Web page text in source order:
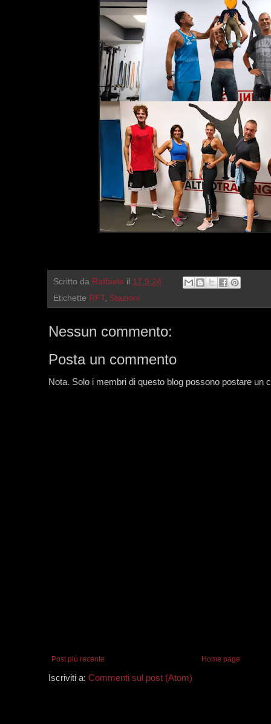
Scritto da Raffaele il 17.9.24
Etichette RFT, Stazioni
Nessun commento:
Posta un commento
Nota. Solo i membri di questo blog possono postare un
Post più recente Home page
Iscriviti a: Commenti sul post (Atom)